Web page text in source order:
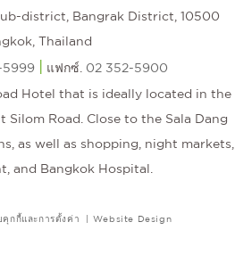
district, Bangrak District, 10500
Thailand
5999 แฟกซ์. 02 352-5900
Hotel that is ideally located in the
Road. Close to the Sala Dang
as well as shopping, night markets,
and Bangkok Hospital.
คุกกี้และการตั้งค่า | Website Design